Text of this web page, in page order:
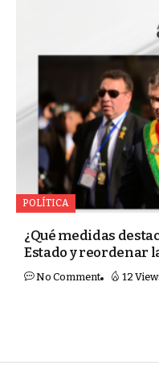
POLÍTICA
¿Qué medidas
Estado y reordenar
No Comment 12